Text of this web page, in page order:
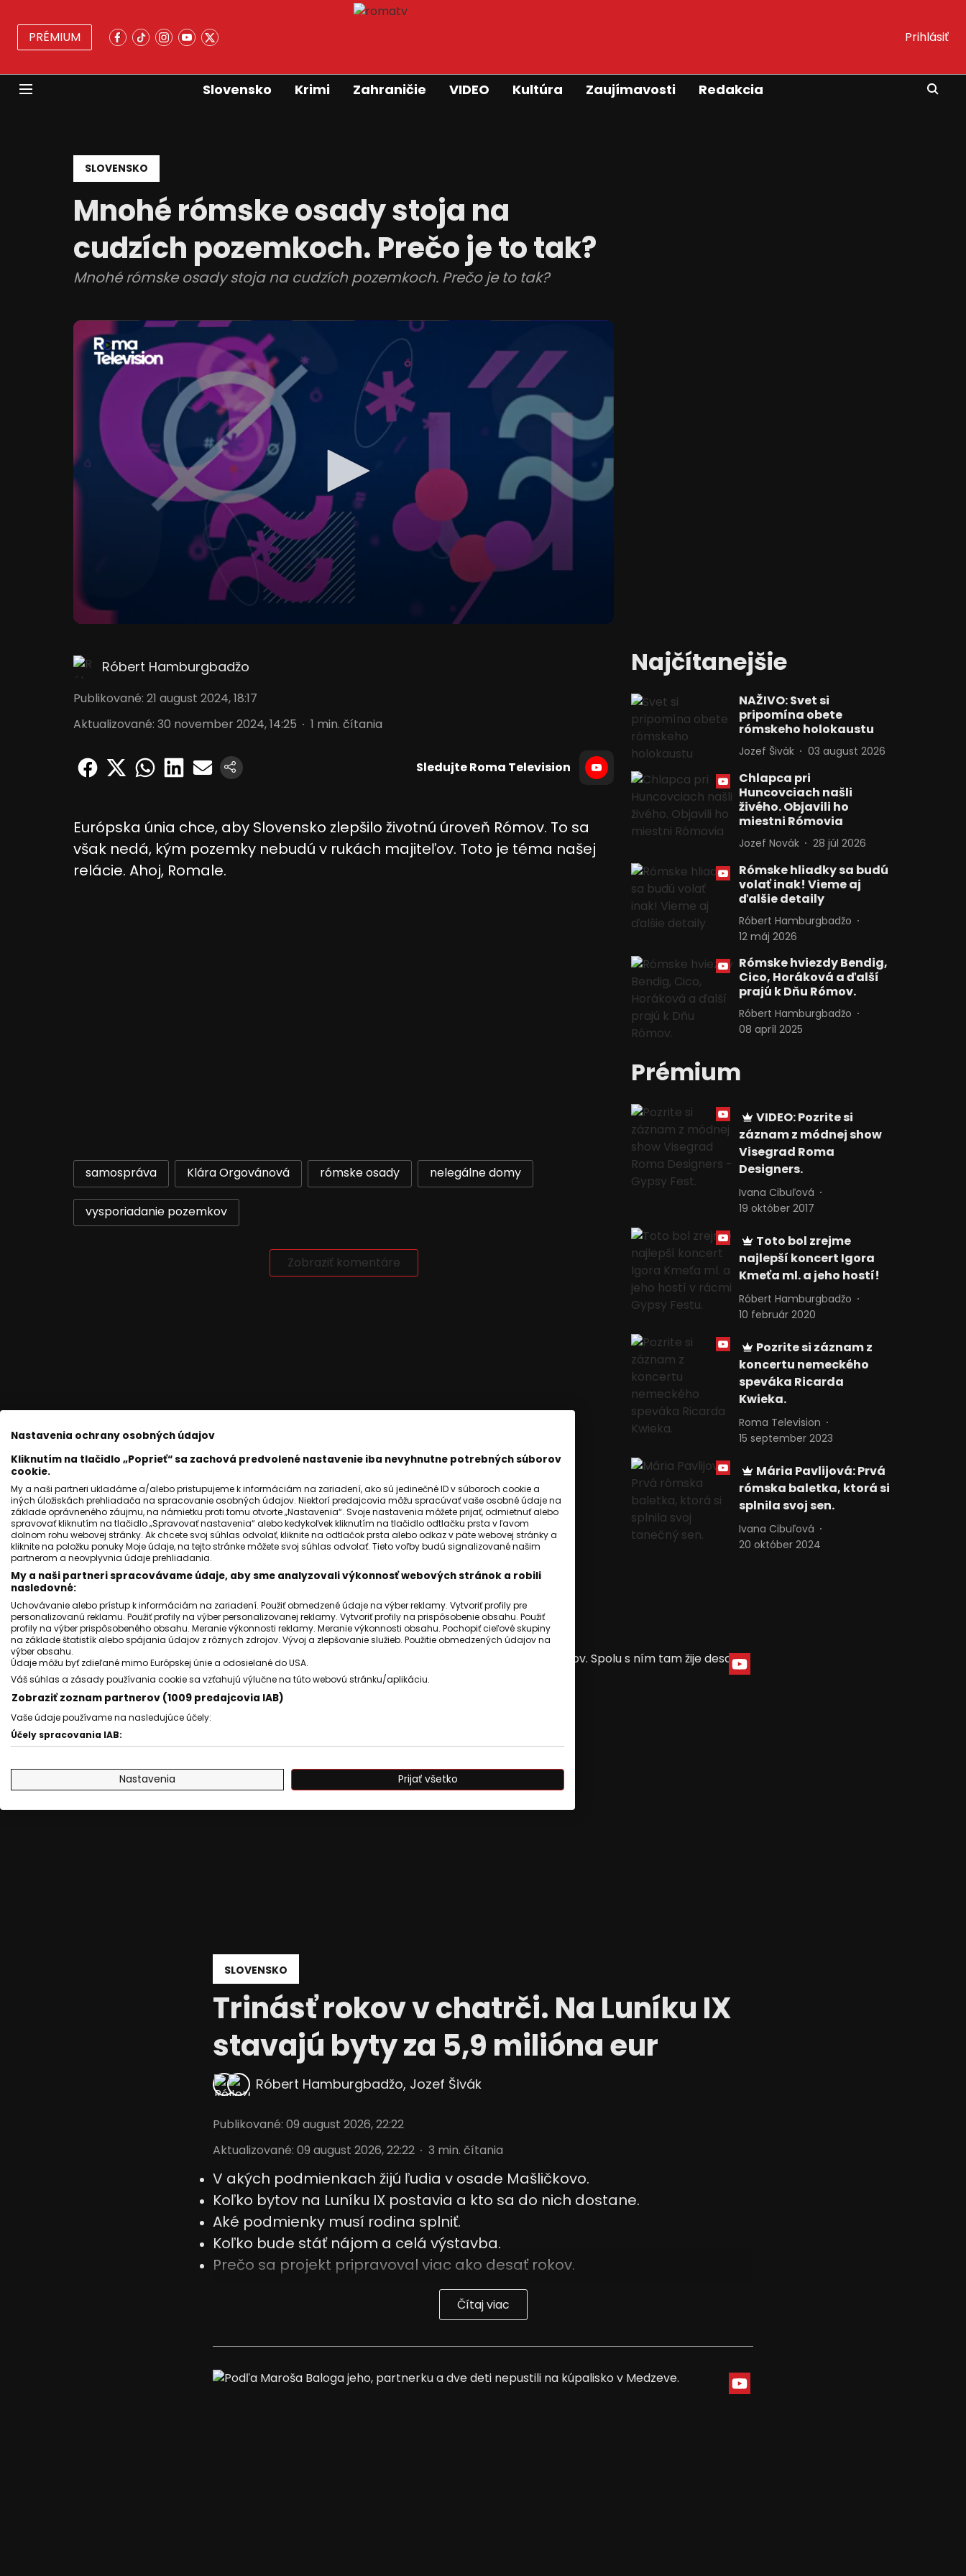
PRÉMIUM Prihlásiť
Slovensko Krimi Zahraničie VIDEO Kultúra Zaujímavosti Redakcia
SLOVENSKO
Mnohé rómske osady stoja na
cudzích pozemkoch. Prečo je to tak?
Mnohé rómske osady stoja na cudzích pozemkoch. Prečo je to tak?
Róbert Hamburgbadžo
Publikované: 21 august 2024, 18:17
Aktualizované: 30 november 2024, 14:25 1 min. čítania
Sledujte Roma Television
Európska únia chce, aby Slovensko zlepšilo životnú úroveň Rómov. To sa
však nedá, kým pozemky nebudú v rukách majiteľov. Toto je téma našej
relácie. Ahoj, Romale.
samospráva Klára Orgovánová rómske osady nelegálne domy
vysporiadanie pozemkov
Zobraziť komentáre
Najčítanejšie
NAŽIVO: Svet si
pripomína obete
rómskeho holokaustu
Jozef Šivák 03 august 2026
Chlapca pri
Huncovciach našli
živého. Objavili ho
miestni Rómovia
Jozef Novák 28 júl 2026
Rómske hliadky sa budú
volať inak! Vieme aj
ďalšie detaily
Róbert Hamburgbadžo
12 máj 2026
Rómske hviezdy Bendig,
Cico, Horáková a ďalší
prajú k Dňu Rómov.
Róbert Hamburgbadžo
08 apríl 2025
Prémium
VIDEO: Pozrite si
záznam z módnej show
Visegrad Roma
Designers.
Ivana Cibuľová
19 október 2017
Toto bol zrejme
najlepší koncert Igora
Kmeťa ml. a jeho hostí!
Róbert Hamburgbadžo
10 február 2020
Pozrite si záznam z
koncertu nemeckého
speváka Ricarda
Kwieka.
Roma Television
15 september 2023
Mária Pavlijová: Prvá
rómska baletka, ktorá si
splnila svoj sen.
Ivana Cibuľová
20 október 2024
SLOVENSKO
Trinásť rokov v chatrči. Na Luníku IX
stavajú byty za 5,9 milióna eur
Róbert Hamburgbadžo, Jozef Šivák
Publikované: 09 august 2026, 22:22
Aktualizované: 09 august 2026, 22:22 3 min. čítania
V akých podmienkach žijú ľudia v osade Mašličkovo.
Koľko bytov na Luníku IX postavia a kto sa do nich dostane.
Aké podmienky musí rodina splniť.
Koľko bude stáť nájom a celá výstavba.
Prečo sa projekt pripravoval viac ako desať rokov.
Čítaj viac
Nastavenia ochrany osobných údajov
Kliknutím na tlačidlo „Poprieť“ sa zachová predvolené nastavenie iba nevyhnutne potrebných súborov
cookie.
My a naši partneri ukladáme a/alebo pristupujeme k informáciám na zariadení, ako sú jedinečné ID v súboroch cookie a
iných úložiskách prehliadača na spracovanie osobných údajov. Niektorí predajcovia môžu spracúvať vaše osobné údaje na
základe oprávneného záujmu, na námietku proti tomu otvorte „Nastavenia“. Svoje nastavenia môžete prijať, odmietnuť alebo
spravovať kliknutím na tlačidlo „Spravovať nastavenia“ alebo kedykoľvek kliknutím na tlačidlo odtlačku prsta v ľavom
dolnom rohu webovej stránky. Ak chcete svoj súhlas odvolať, kliknite na odtlačok prsta alebo odkaz v päte webovej stránky a
kliknite na položku ponuky Moje údaje, na tejto stránke môžete svoj súhlas odvolať. Tieto voľby budú signalizované našim
partnerom a neovplyvnia údaje prehliadania.
My a naši partneri spracovávame údaje, aby sme analyzovali výkonnosť webových stránok a robili
nasledovné:
Uchovávanie alebo prístup k informáciám na zariadení. Použiť obmedzené údaje na výber reklamy. Vytvoriť profily pre
personalizovanú reklamu. Použiť profily na výber personalizovanej reklamy. Vytvoriť profily na prispôsobenie obsahu. Použiť
profily na výber prispôsobeného obsahu. Meranie výkonnosti reklamy. Meranie výkonnosti obsahu. Pochopiť cieľové skupiny
na základe štatistík alebo spájania údajov z rôznych zdrojov. Vývoj a zlepšovanie služieb. Použitie obmedzených údajov na
výber obsahu.
Údaje môžu byť zdieľané mimo Európskej únie a odosielané do USA.
Váš súhlas a zásady používania cookie sa vzťahujú výlučne na túto webovú stránku/aplikáciu.
Zobraziť zoznam partnerov (1009 predajcovia IAB)
Vaše údaje používame na nasledujúce účely:
Účely spracovania IAB:
Použiť obmedzené údaje na výber reklamy
Pochopiť cieľové skupiny na základe štatistík alebo spájania údajov z rôznych
Nastavenia Prijať všetko